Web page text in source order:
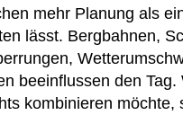
mehr Planung als
lässt. Bergbahnen,
beeinflussen den Tag.
kombinieren möchte,